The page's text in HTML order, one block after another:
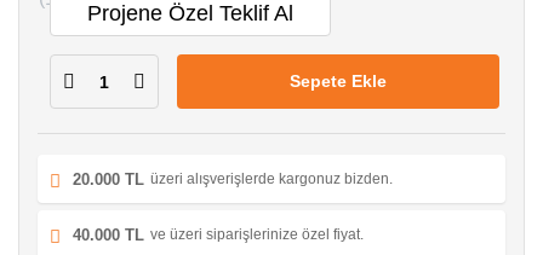
Projene Özel Teklif Al
Sepete Ekle
20.000 TL üzeri alışverişlerde kargonuz bizden.
40.000 TL ve üzeri siparişlerinize özel fiyat.